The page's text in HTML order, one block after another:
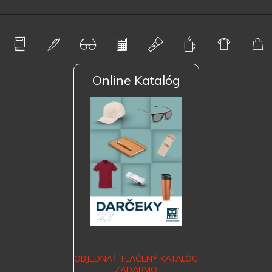
Online Katalóg
OBJEDNAŤ TLAČENÝ KATALÓG
ZADARMO